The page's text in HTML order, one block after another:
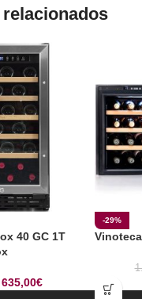
40 GC 1T
635,00€
-29%